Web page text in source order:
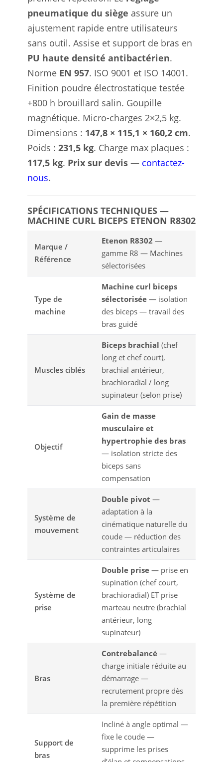
pneumatique du siège assure un
ajustement rapide entre utilisateurs
sans outil. Assise et support de bras en
PU haute densité antibactérien.
Norme EN 957. ISO 9001 et ISO 14001.
Finition poudre électrostatique testée
+800 h brouillard salin. Goupille
magnétique. Micro-charges 2×2,5 kg.
Dimensions : 147,8 × 115,1 × 160,2 cm.
Poids : 231,5 kg. Charge max plaques :
117,5 kg. Prix sur devis — contactez-
nous.
SPÉCIFICATIONS TECHNIQUES —
MACHINE CURL BICEPS ETENON R8302
Marque /
Référence
Etenon R8302 —
gamme R8 — Machines
sélectorisées
Type de
machine
Machine curl biceps
sélectorisée — isolation
des biceps — travail des
bras guidé
Muscles ciblés
Biceps brachial (chef
long et chef court),
brachial antérieur,
brachioradial / long
supinateur (selon prise)
Objectif
Gain de masse
musculaire et
hypertrophie des bras
— isolation stricte des
biceps sans
compensation
Système de
mouvement
Double pivot —
adaptation à la
cinématique naturelle du
coude — réduction des
contraintes articulaires
Système de
prise
Double prise — prise en
supination (chef court,
brachioradial) ET prise
marteau neutre (brachial
antérieur, long
supinateur)
Bras
Contrebalancé —
charge initiale réduite au
démarrage —
recrutement propre dès
la première répétition
Support de
bras
Incliné à angle optimal —
fixe le coude —
supprime les prises